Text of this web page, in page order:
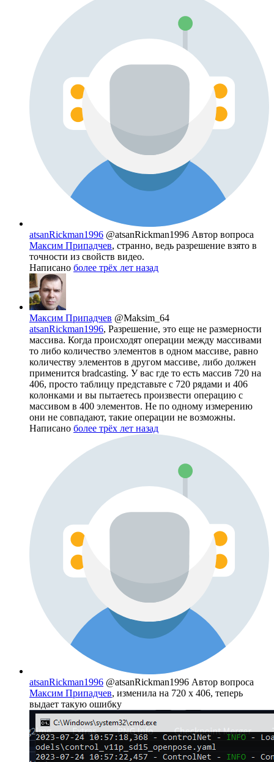
atsanRickman1996 @atsanRickman1996 Автор вопроса
Максим Припадчев, странно, ведь разрешение взято в
точности из свойств видео.
Написано более трёх лет назад
Максим Припадчев @Maksim_64
atsanRickman1996, Разрешение, это еще не размерности
массива. Когда происходят операции между массивами
то либо количество элементов в одном массиве, равно
количеству элементов в другом массиве, либо должен
применится bradcasting. У вас где то есть массив 720 на
406, просто таблицу представьте с 720 рядами и 406
колонками и вы пытаетесь произвести операцию с
массивом в 400 элементов. Не по одному измерению
они не совпадают, такие операции не возможны.
Написано более трёх лет назад
atsanRickman1996 @atsanRickman1996 Автор вопроса
Максим Припадчев, изменила на 720 х 406, теперь
выдает такую ошибку